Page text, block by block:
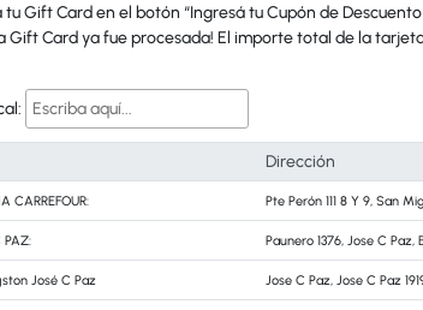
Gift Card en el botón “Ingresá tu Cupón de
Gift Card ya fue procesada! El importe total de la
Dirección
CARREFOUR: Pte Perón 111 8 Y 9, San
PAZ: Paunero 1376, Jose C Paz,
José C Paz Jose C Paz, Jose C Paz